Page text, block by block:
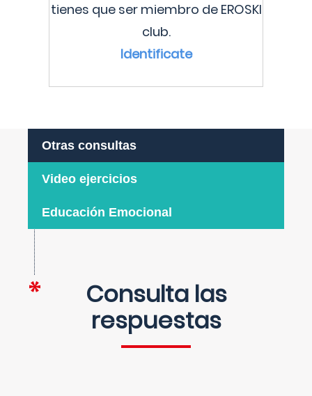
tienes que ser miembro de EROSKI
club.
Identificate
Otras consultas
Video ejercicios
Educación Emocional
Consulta las
respuestas